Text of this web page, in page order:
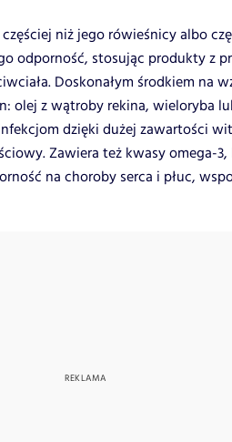
niż jego rówieśnicy albo
odporność, stosując produkty z
Doskonałym środkiem na
olej z wątroby rekina, wieloryba
dzięki dużej zawartości
Zawiera też kwasy omega-
na choroby serca i płuc,